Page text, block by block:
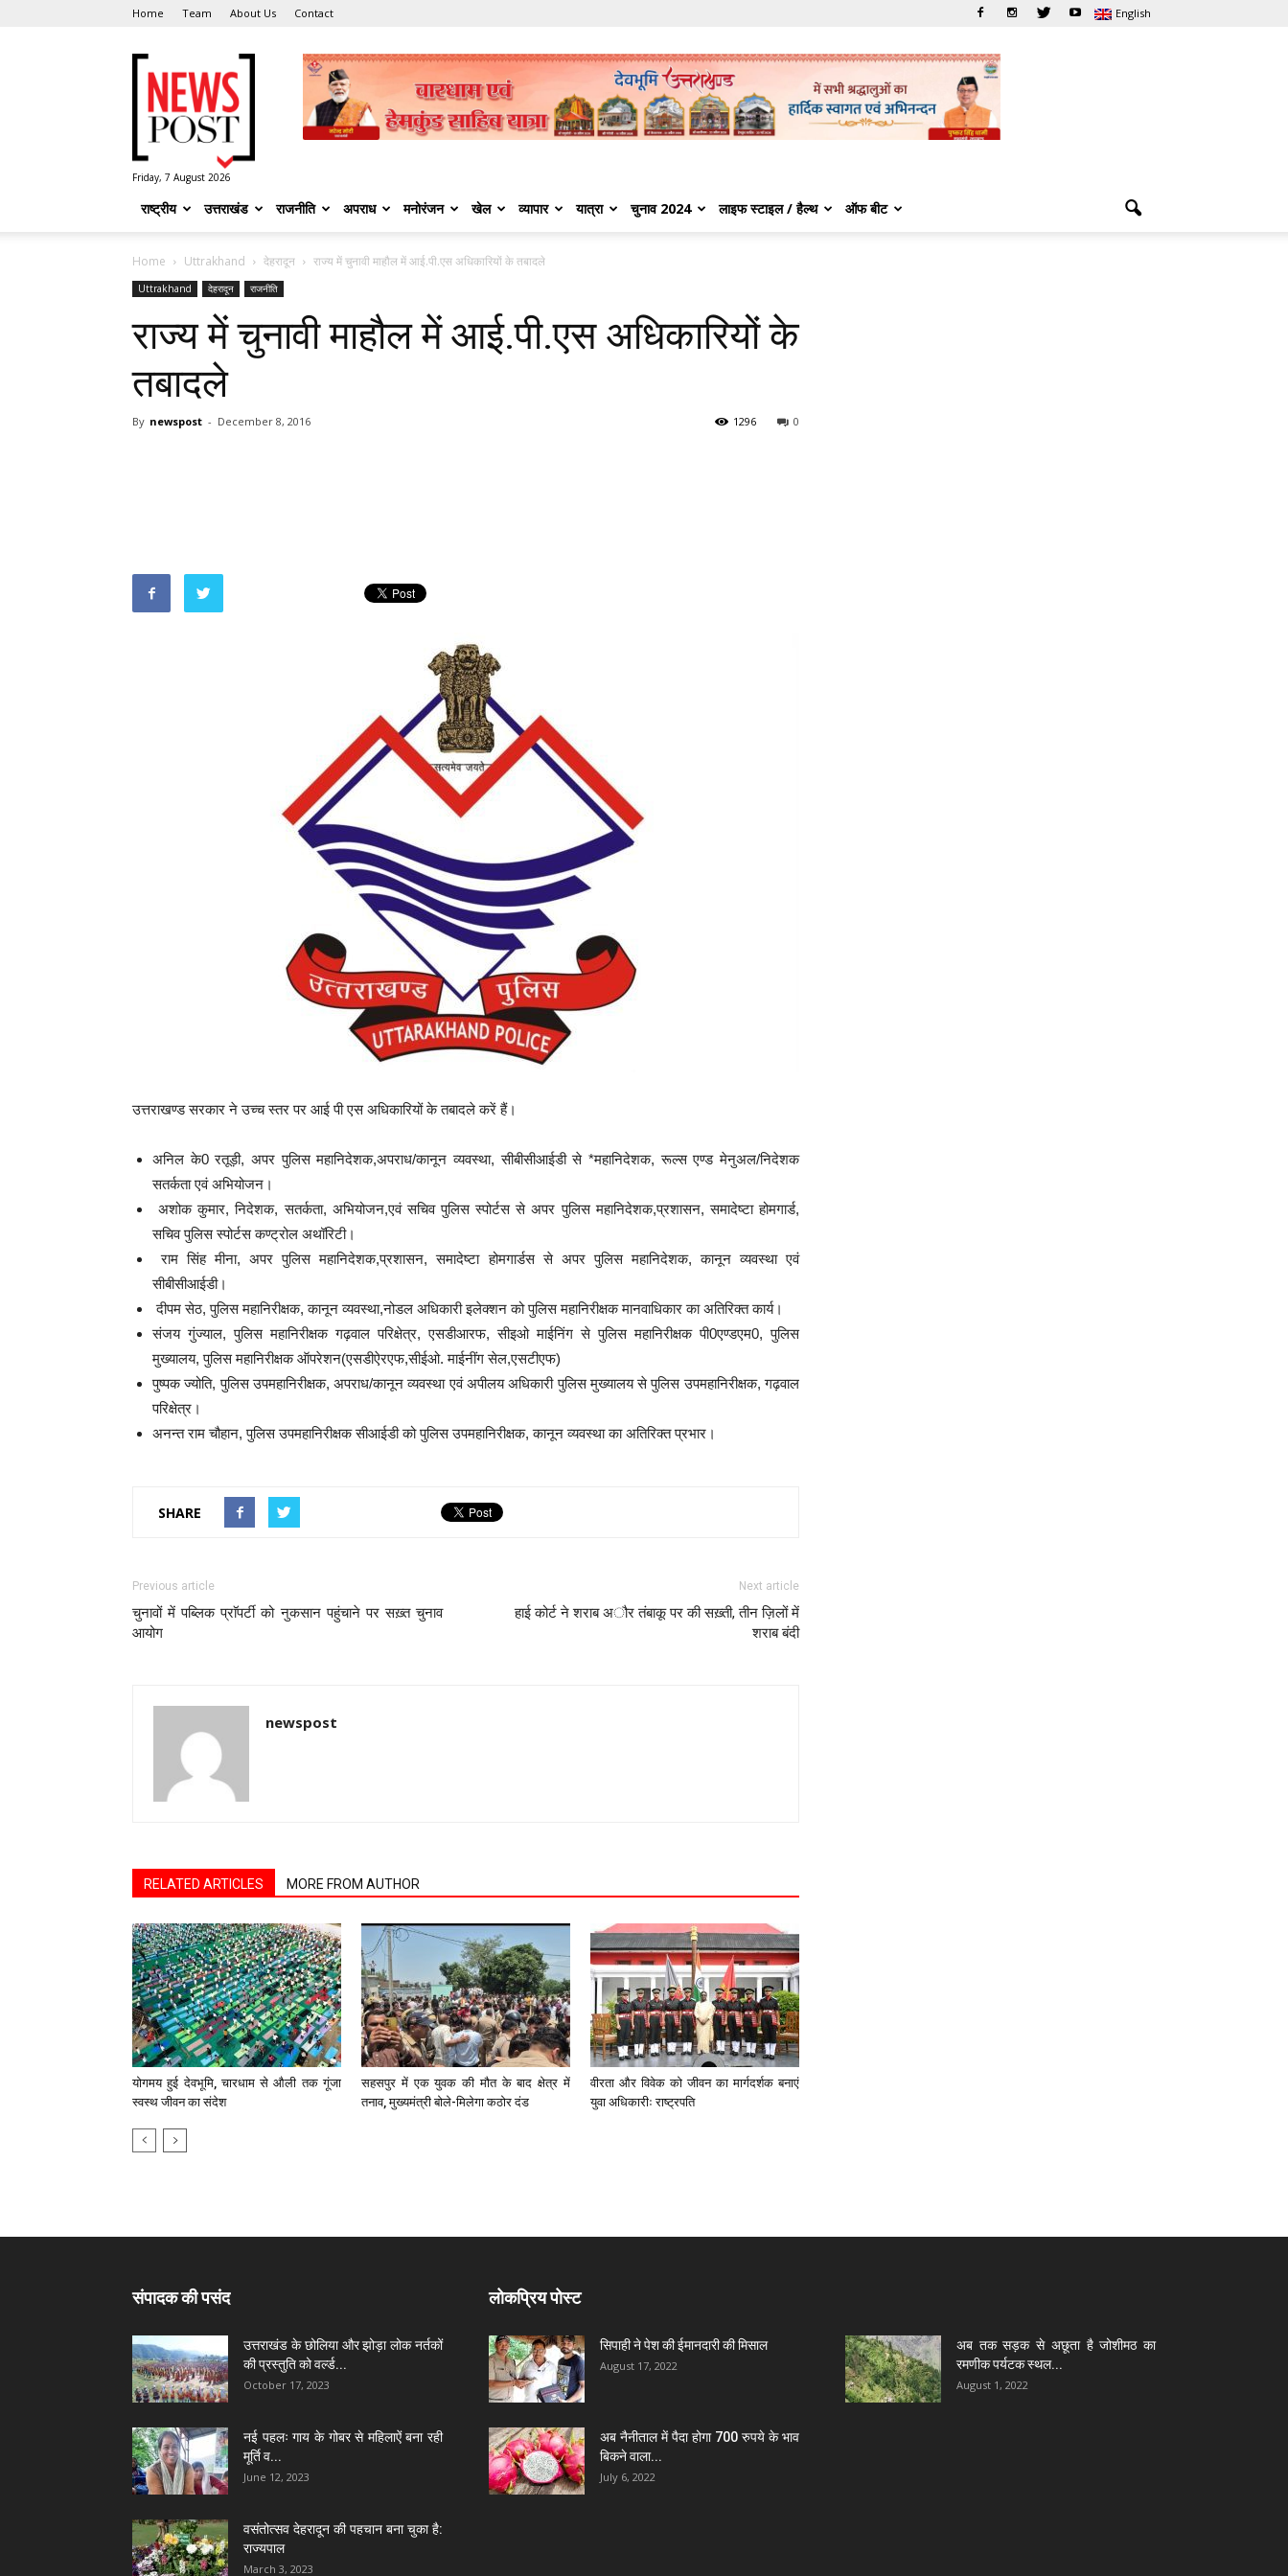
Home Team About Us Contact English
Post
Friday, 7 August 2026
राष्ट्रीय उत्तराखंड राजनीति अपराध मनोरंजन खेल व्यापार यात्रा चुनाव 2024 लाइफ स्टाइल / हैल्थ ऑफ बीट
Home Uttrakhand देहरादून राज्य में चुनावी माहौल में आई.पी.एस अधिकारियों के तबादले
Uttrakhand देहरादून राजनीति
राज्य में चुनावी माहौल में आई.पी.एस अधिकारियों के
तबादले
By newspost - December 8, 2016 0
1296
उत्तराखण्ड सरकार ने उच्च स्तर पर आई पी एस अधिकारियों के तबादले करें हैं।
अनिल के0 रतूड़ी, अपर पुलिस महानिदेशक,अपराध/कानून व्यवस्था, सीबीसीआईडी से *महानिदेशक, रूल्स एण्ड मेनुअल/निदेशक
सतर्कता एवं अभियोजन।
अशोक कुमार, निदेशक, सतर्कता, अभियोजन,एवं सचिव पुलिस स्पोर्टस से अपर पुलिस महानिदेशक,प्रशासन, समादेष्टा होमगार्ड,
सचिव पुलिस स्पोर्टस कण्ट्रोल अथॉरिटी।
राम सिंह मीना, अपर पुलिस महानिदेशक,प्रशासन, समादेष्टा होमगार्डस से अपर पुलिस महानिदेशक, कानून व्यवस्था एवं
सीबीसीआईडी।
दीपम सेठ, पुलिस महानिरीक्षक, कानून व्यवस्था,नोडल अधिकारी इलेक्शन को पुलिस महानिरीक्षक मानवाधिकार का अतिरिक्त कार्य।
संजय गुंज्याल, पुलिस महानिरीक्षक गढ़वाल परिक्षेत्र, एसडीआरफ, सीइओ माईनिंग से पुलिस महानिरीक्षक पी0एण्डएम0, पुलिस
मुख्यालय, पुलिस महानिरीक्षक ऑपरेशन(एसडीऐरएफ,सीईओ. माईनींग सेल,एसटीएफ)
पुष्पक ज्योति, पुलिस उपमहानिरीक्षक, अपराध/कानून व्यवस्था एवं अपीलय अधिकारी पुलिस मुख्यालय से पुलिस उपमहानिरीक्षक, गढ़वाल
परिक्षेत्र।
अनन्त राम चौहान, पुलिस उपमहानिरीक्षक सीआईडी को पुलिस उपमहानिरीक्षक, कानून व्यवस्था का अतिरिक्त प्रभार।
SHARE
Previous article
चुनावों में पब्लिक प्राॅपर्टी को नुकसान पहुंचाने पर सख़्त चुनाव
आयोग
Next article
हाई कोर्ट ने शराब अौर तंबाकू पर की सख़्ती, तीन ज़िलों में
शराब बंदी
newspost
RELATED ARTICLES MORE FROM AUTHOR
योगमय हुई देवभूमि, चारधाम से औली तक गूंजा
स्वस्थ जीवन का संदेश
सहसपुर में एक युवक की मौत के बाद क्षेत्र में
तनाव, मुख्यमंत्री बोले-मिलेगा कठोर दंड
वीरता और विवेक को जीवन का मार्गदर्शक बनाएं
युवा अधिकारीः राष्ट्रपति
संपादक की पसंद
उत्तराखंड के छोलिया और झोड़ा लोक नर्तकों
की प्रस्तुति को वर्ल्ड...
October 17, 2023
नई पहलः गाय के गोबर से महिलाऐं बना रही
मूर्ति व...
June 12, 2023
वसंतोत्सव देहरादून की पहचान बना चुका है:
राज्यपाल
March 3, 2023
लोकप्रिय पोस्ट
सिपाही ने पेश की ईमानदारी की मिसाल
August 17, 2022
अब तक सड़क से अछूता है जोशीमठ का
रमणीक पर्यटक स्थल...
August 1, 2022
अब नैनीताल में पैदा होगा 700 रुपये के भाव
बिकने वाला...
July 6, 2022